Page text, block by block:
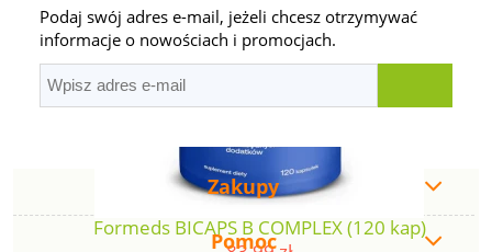
Formeds BICAPS B COMPLEX (120 kap)
Podaj swój adres e-mail, jeżeli chcesz otrzymywać
informacje o nowościach i promocjach.
Zakupy
Pomoc